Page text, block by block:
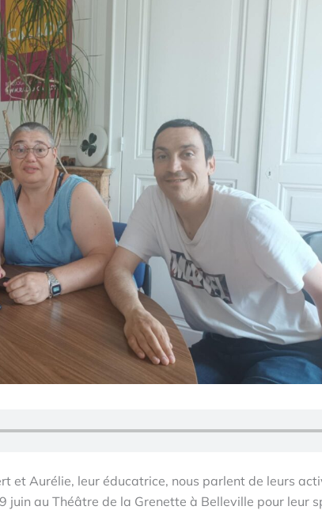
et Aurélie, leur éducatrice, nous parlent de leurs
juin au Théâtre de la Grenette à Belleville pour leur